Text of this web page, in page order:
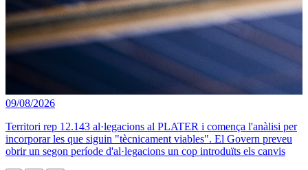
09/08/2026
Territori rep 12.143 al·legacions al PLATER i comença l'anàlisi per
incorporar les que siguin "tècnicament viables". El Govern preveu
obrir un segon període d'al·legacions un cop introduïts els canvis